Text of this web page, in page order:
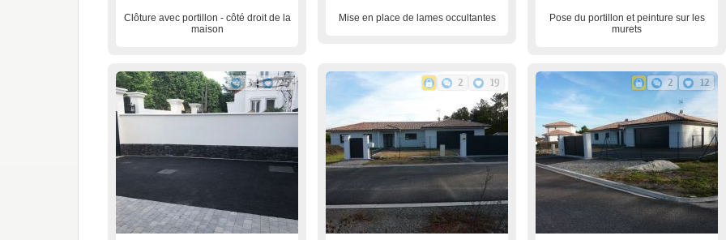
Clôture avec portillon - côté droit de la
maison
Mise en place de lames occultantes
Pose du portillon et peinture sur les
murets
3 25 2 19 2 12